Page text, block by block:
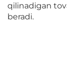
qilinadigan
beradi.